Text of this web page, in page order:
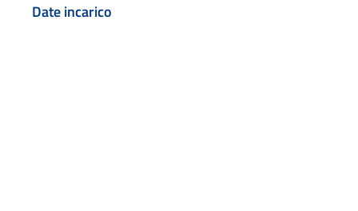
Date incarico